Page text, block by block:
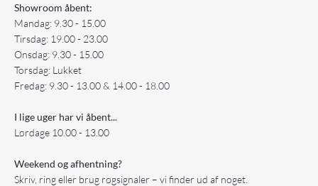
Showroom åbent:
Mandag: 9.30 - 15.00
Tirsdag: 19.00 - 23.00
Onsdag: 9.30 - 15.00
Torsdag: Lukket
Fredag: 9.30 - 13.00 & 14.00 - 18.00
I lige uger har vi åbent...
Lørdage 10.00 - 13.00
Weekend og afhentning?
Skriv, ring eller brug røgsignaler – vi finder ud af noget.